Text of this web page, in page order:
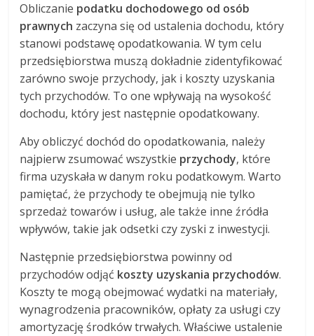
Obliczanie podatku dochodowego od osób
prawnych zaczyna się od ustalenia dochodu, który
stanowi podstawę opodatkowania. W tym celu
przedsiębiorstwa muszą dokładnie zidentyfikować
zarówno swoje przychody, jak i koszty uzyskania
tych przychodów. To one wpływają na wysokość
dochodu, który jest następnie opodatkowany.
Aby obliczyć dochód do opodatkowania, należy
najpierw zsumować wszystkie przychody, które
firma uzyskała w danym roku podatkowym. Warto
pamiętać, że przychody te obejmują nie tylko
sprzedaż towarów i usług, ale także inne źródła
wpływów, takie jak odsetki czy zyski z inwestycji.
Następnie przedsiębiorstwa powinny od
przychodów odjąć koszty uzyskania przychodów.
Koszty te mogą obejmować wydatki na materiały,
wynagrodzenia pracowników, opłaty za usługi czy
amortyzację środków trwałych. Właściwe ustalenie